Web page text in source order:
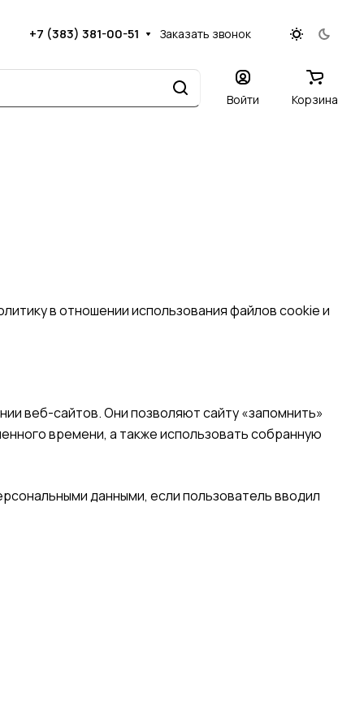
+7 (383) 381-00-51 Заказать звонок
Войти Корзина
в отношении использования файлов cookie и
веб-сайтов. Они позволяют сайту «запомнить»
времени, а также использовать собранную
данными, если пользователь вводил